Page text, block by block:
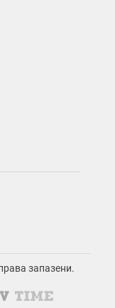
запазени.